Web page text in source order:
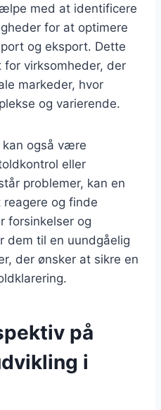
med at identificere
for at optimere
og eksport. Dette
virksomheder, der
markeder, hvor
og varierende.
kan også være
eller
problemer, kan en
og finde
forsinkelser og
dem til en uundgåelig
der ønsker at sikre en
på
i